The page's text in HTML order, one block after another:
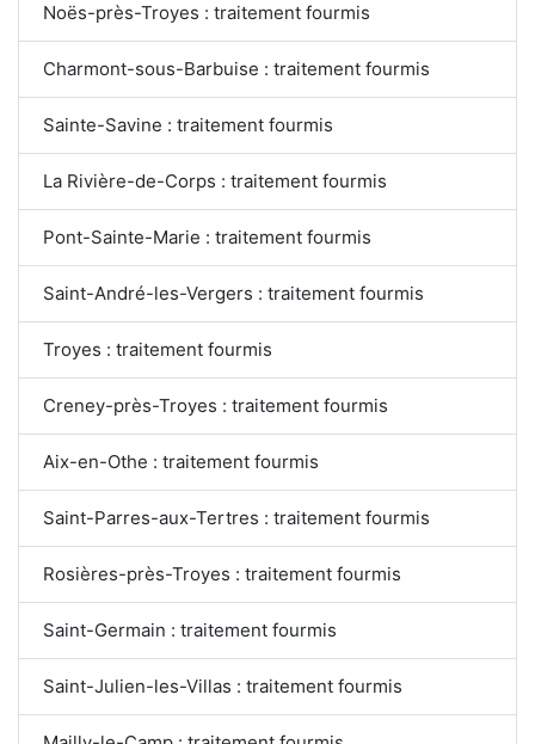
Noës-près-Troyes : traitement fourmis
Charmont-sous-Barbuise : traitement fourmis
Sainte-Savine : traitement fourmis
La Rivière-de-Corps : traitement fourmis
Pont-Sainte-Marie : traitement fourmis
Saint-André-les-Vergers : traitement fourmis
Troyes : traitement fourmis
Creney-près-Troyes : traitement fourmis
Aix-en-Othe : traitement fourmis
Saint-Parres-aux-Tertres : traitement fourmis
Rosières-près-Troyes : traitement fourmis
Saint-Germain : traitement fourmis
Saint-Julien-les-Villas : traitement fourmis